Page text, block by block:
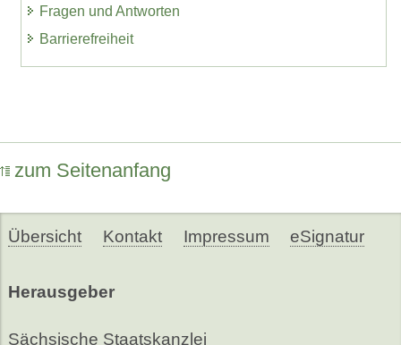
Fragen und Antworten
Barrierefreiheit
zum Seitenanfang
Übersicht Kontakt Impressum eSignatur
Herausgeber
Sächsische Staatskanzlei